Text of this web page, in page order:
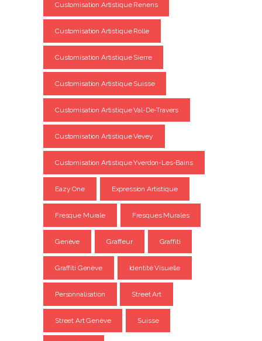
Customisation Artistique Renens
Customisation Artistique Rolle
Customisation Artistique Sierre
Customisation Artistique Suisse
Customisation Artistique Val-De-Travers
Customisation Artistique Vevey
Customisation Artistique Yverdon-Les-Bains
Eazy One Expression Artistique
Fresque Murale Fresques Murales
Genève Graffeur Graffiti
Graffiti Genève Identité Visuelle
Personnalisation Street Art
Street Art Genève Suisse